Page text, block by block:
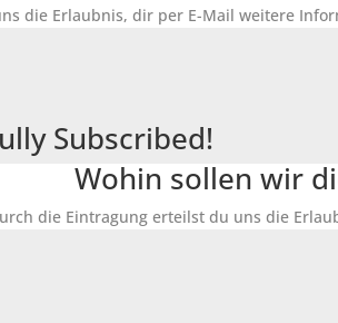
die Erlaubnis, dir per E-Mail weitere
Subscribed!
Wohin sollen wir
die Eintragung erteilst du uns die